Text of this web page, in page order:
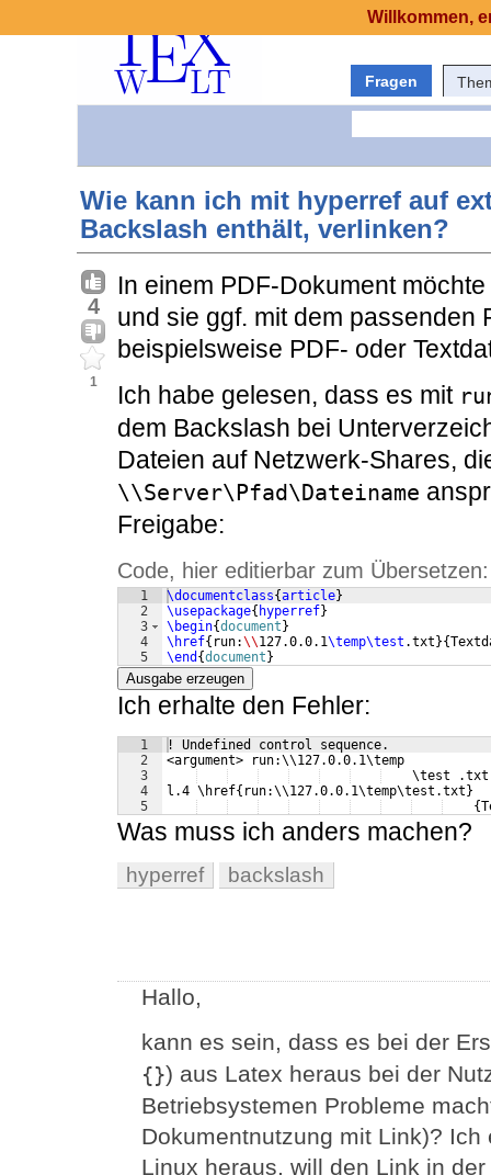
Fragen
Wie kann ich mit hyperref auf
Backslash enthält, verlinken?
4
1
In einem PDF-Dokument
und sie ggf. mit dem
beispielsweise PDF- oder
Ich habe gelesen, dass es mit
dem Backslash bei
Dateien auf Netzwerk-Shares,
\\Server\Pfad\Dateiname
Freigabe:
Code, hier editierbar zum Übersetzen:
1
2
3
4
5
\documentclass{article}
\usepackage{ hyperref}
\begin{document }
\href{ run:\\127.0.0.1\temp\test .txt }{
\end {document }
Ausgabe erzeugen
Ich erhalte den Fehler:
1
2
3
4
5
! Undefined control sequence.
<argument> run:\\127.0.0.1\temp
    \test .txt
l.4 \href{run:\\127.0.0.1\temp\test.txt}
Was muss ich anders machen?
hyperref backslash
Hallo,
kann es sein, dass es bei der
{}) aus Latex heraus bei der
Betriebsystemen Probleme
Dokumentnutzung mit Link)?
Linux heraus, will den Link in
Willkommen,